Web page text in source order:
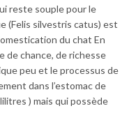
reste souple pour le
(Felis silvestris catus) est
du chat En
de chance, de richesse
peu et le processus de
dans l’estomac de
) mais qui possède